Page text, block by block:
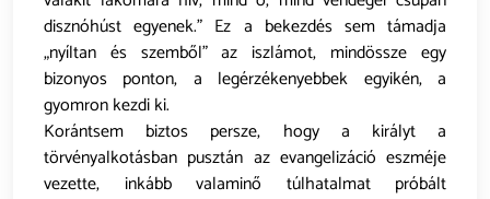
disznóhúst egyenek.” Ez a bekezdés sem támadja
„nyíltan és szemből” az iszlámot, mindössze egy
bizonyos ponton, a legérzékenyebbek egyikén, a
gyomron kezdi ki.
Korántsem biztos persze, hogy a királyt a
törvényalkotásban pusztán az evangelizáció eszméje
vezette, inkább valaminő túlhatalmat próbált